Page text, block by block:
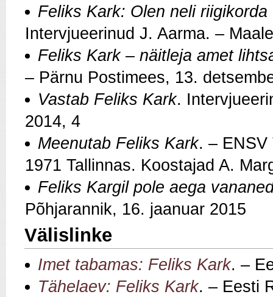
Feliks Kark: Olen neli
Intervjueerinud J. Aarma. –
Feliks Kark – näitleja amet
– Pärnu Postimees, 13.
Vastab Feliks Kark.
2014, 4
Meenutab Feliks Kark. – ENSV
1971 Tallinnas. Koostajad A.
Feliks Kargil pole aega
Põhjarannik, 16. jaanuar 2015
Välislinke
Imet tabamas: Feliks Kark. –
Tähelaev: Feliks Kark. – Eesti